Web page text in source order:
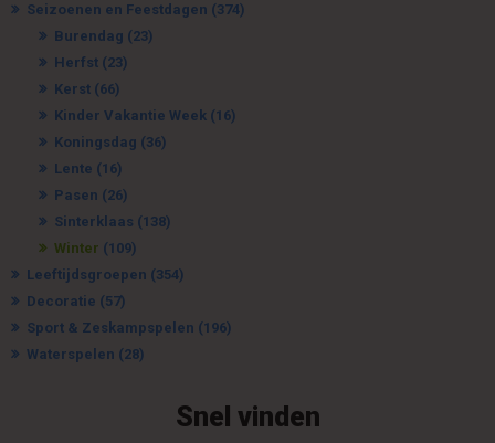
Seizoenen en Feestdagen (374)
Burendag (23)
Herfst (23)
Kerst (66)
Kinder Vakantie Week (16)
Koningsdag (36)
Lente (16)
Pasen (26)
Sinterklaas (138)
Winter (109)
Leeftijdsgroepen (354)
Decoratie (57)
Sport & Zeskampspelen (196)
Waterspelen (28)
Snel vinden